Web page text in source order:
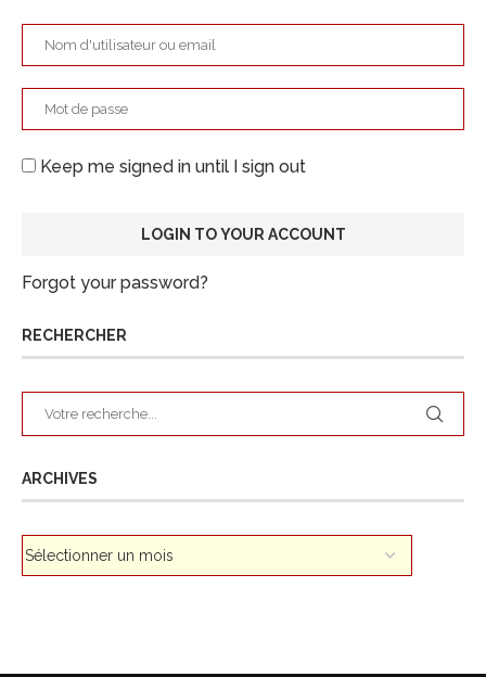
Keep me signed in until I sign out
Forgot your password?
RECHERCHER
ARCHIVES